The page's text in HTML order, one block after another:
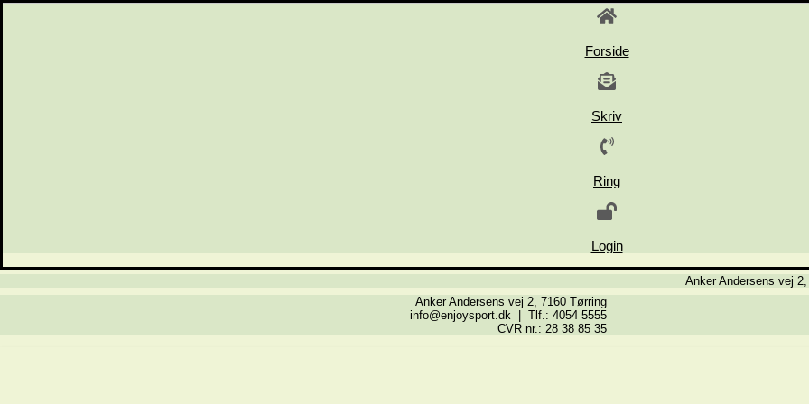
Forside
Skriv
Ring
Login
Anker Andersens vej
Anker Andersens vej 2, 7160 Tørring
info@enjoysport.dk | Tlf.: 4054 5555
CVR nr.: 28 38 85 35